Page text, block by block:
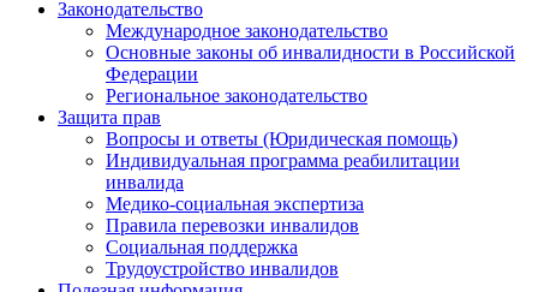
Законодательство
Международное законодательство
Основные законы об инвалидности в Российской
Федерации
Региональное законодательство
Защита прав
Вопросы и ответы (Юридическая помощь)
Индивидуальная программа реабилитации
инвалида
Медико-социальная экспертиза
Правила перевозки инвалидов
Социальная поддержка
Трудоустройство инвалидов